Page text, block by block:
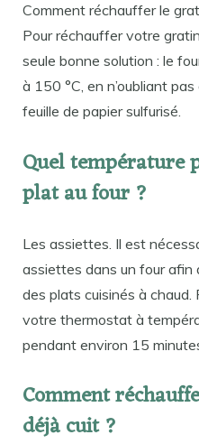
Comment réchauffer le
Pour réchauffer votre
seule bonne solution : le
à 150 °C, en n’oubliant
feuille de papier sulfurisé.
Quel température
plat au four ?
Les assiettes. Il est
assiettes dans un four afin
des plats cuisinés à
votre thermostat à
pendant environ 15
Comment
déjà cuit ?